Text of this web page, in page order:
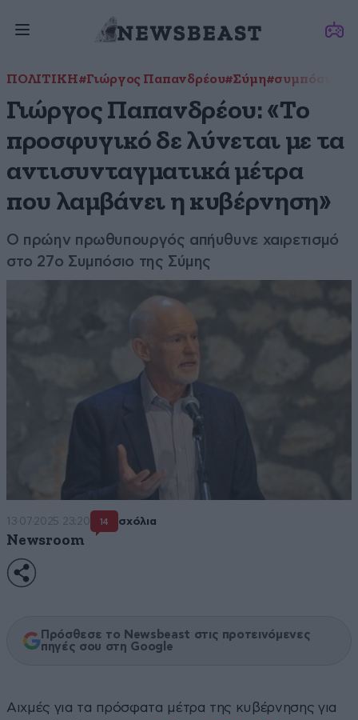
ΠΟΛΙΤΙΚΗ#Γιώργος Παπανδρέου#Σύμη#συμπόσιο
Γιώργος Παπανδρέου: «Το
προσφυγικό δε λύνεται με τα
αντισυνταγματικά μέτρα
που λαμβάνει η κυβέρνηση»
Ο πρώην πρωθυπουργός απήυθυνε χαιρετισμό
στο 27ο Συμπόσιο της Σύμης
13·07·2025 23:20 14 σχόλια
Newsroom
Πρόσθεσε το Newsbeast στις προτεινόμενες
πηγές σου στη Google
Αιχμές για τα πρόσφατα μέτρα της κυβέρνησης για